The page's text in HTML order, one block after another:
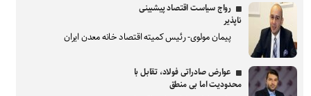
رواج سیاست اقتصاد پیشبینی
ناپذیر
پیمان مولوی- رئیس کمیته اقتصاد خانه معدن ایران
عوارض صادراتی فولاد، تقابل با
محدودیت اما بی منطق